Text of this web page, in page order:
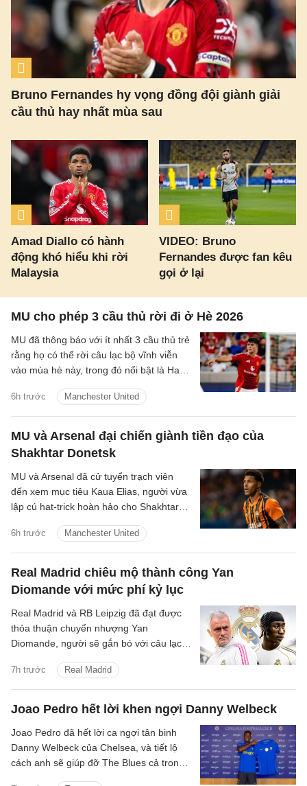
Bruno Fernandes hy vọng đồng đội giành giải
cầu thủ hay nhất mùa sau
Amad Diallo có hành
động khó hiểu khi rời
Malaysia
VIDEO: Bruno
Fernandes được fan kêu
gọi ở lại
MU cho phép 3 cầu thủ rời đi ở Hè 2026
6h trước Manchester United
MU đã thông báo với ít nhất 3 cầu thủ trẻ
rằng họ có thể rời câu lạc bộ vĩnh viễn
vào mùa hè này, trong đó nổi bật là Harry
MU và Arsenal đại chiến giành tiền đạo của
Shakhtar Donetsk
6h trước Manchester United
MU và Arsenal đã cử tuyển trạch viên
đến xem mục tiêu Kaua Elias, người vừa
lập cú hat-trick hoàn hảo cho Shakhtar
Real Madrid chiêu mộ thành công Yan
Diomande với mức phí kỷ lục
7h trước Real Madrid
Real Madrid và RB Leipzig đã đạt được
thỏa thuận chuyển nhượng Yan
Diomande, người sẽ gắn bó với câu lạc
ngày 30 tháng 6 năm 2033.
Joao Pedro hết lời khen ngợi Danny Welbeck
Joao Pedro đã hết lời ca ngợi tân binh
Danny Welbeck của Chelsea, và tiết lộ
cách anh sẽ giúp đỡ The Blues cả trong